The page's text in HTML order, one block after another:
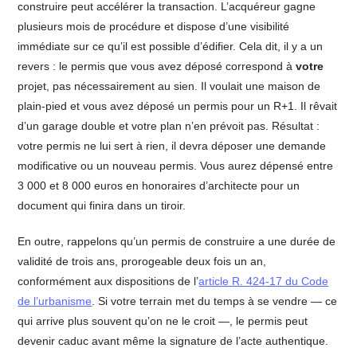
construire peut accélérer la transaction. L’acquéreur gagne
plusieurs mois de procédure et dispose d’une visibilité
immédiate sur ce qu’il est possible d’édifier. Cela dit, il y a un
revers : le permis que vous avez déposé correspond àvotre
projet, pas nécessairement au sien. Il voulait une maison de
plain-pied et vous avez déposé un permis pour un R+1. Il rêvait
d’un garage double et votre plan n’en prévoit pas. Résultat :
votre permis ne lui sert à rien, il devra déposer une demande
modificative ou un nouveau permis. Vous aurez dépensé entre
3 000 et 8 000 euros en honoraires d’architecte pour un
document qui finira dans un tiroir.
En outre, rappelons qu’un permis de construire a une durée de
validité de trois ans, prorogeable deux fois un an,
conformément aux dispositions de l’article R. 424-17 du Code
de l’urbanisme . Si votre terrain met du temps à se vendre — ce
qui arrive plus souvent qu’on ne le croit —, le permis peut
devenir caduc avant même la signature de l’acte authentique.